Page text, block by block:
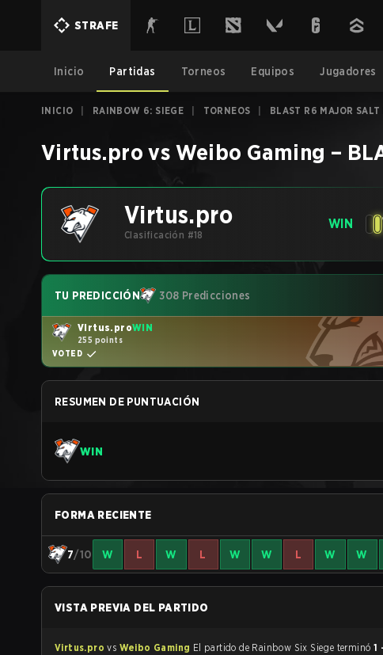
STRAFE
Inicio Partidas Torneos Equipos Jugadores
INICIO RAINBOW 6: SIEGE TORNEOS BLAST R6 MAJOR
Virtus.pro vs Weibo Gaming –
Virtus.pro
Clasificación #18
WIN
TU PREDICCIÓN 308 Predicciones
Virtus.proWIN
255 points
VOTED
RESUMEN DE PUNTUACIÓN
WIN
FORMA RECIENTE
7/10 W L W L W W L W W
VISTA PREVIA DEL PARTIDO
Virtus.provs Weibo Gaming El partido de Rainbow Six Siege terminó 1